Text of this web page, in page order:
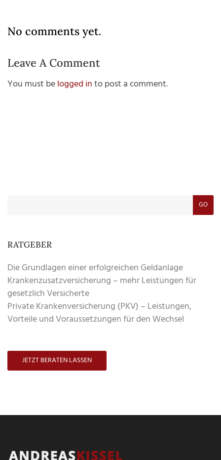
No comments yet.
Leave A Comment
You must belogged into post a comment.
GO
RATGEBER
Die Grundlagen einer erfolgreichen Geldanlage
Krankenzusatzversicherung – mehr Leistungen für
gesetzlich Versicherte
Private Krankenversicherung (PKV) – Leistungen,
Vorteile und Voraussetzungen für den Wechsel
JETZT BERATEN LASSEN